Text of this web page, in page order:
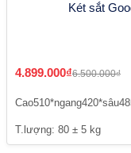
Két sắt
4.899.000₫6.500.000₫
T.lượng: 80 ± 5 kg